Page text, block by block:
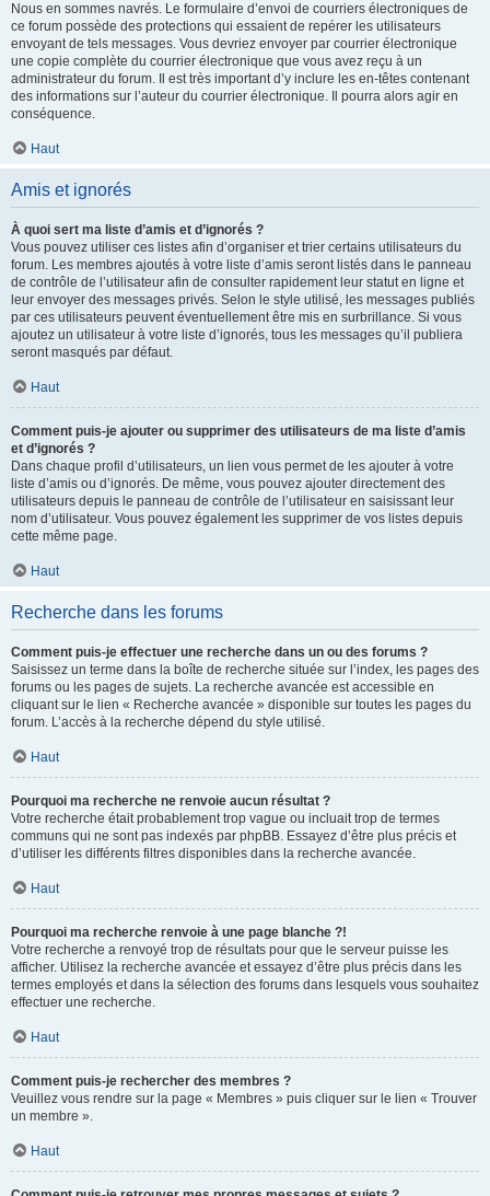
Nous en sommes navrés. Le formulaire d’envoi de courriers électroniques de
ce forum possède des protections qui essaient de repérer les utilisateurs
envoyant de tels messages. Vous devriez envoyer par courrier électronique
une copie complète du courrier électronique que vous avez reçu à un
administrateur du forum. Il est très important d’y inclure les en-têtes contenant
des informations sur l’auteur du courrier électronique. Il pourra alors agir en
conséquence.
Haut
Amis et ignorés
À quoi sert ma liste d’amis et d’ignorés ?
Vous pouvez utiliser ces listes afin d’organiser et trier certains utilisateurs du
forum. Les membres ajoutés à votre liste d’amis seront listés dans le panneau
de contrôle de l’utilisateur afin de consulter rapidement leur statut en ligne et
leur envoyer des messages privés. Selon le style utilisé, les messages publiés
par ces utilisateurs peuvent éventuellement être mis en surbrillance. Si vous
ajoutez un utilisateur à votre liste d’ignorés, tous les messages qu’il publiera
seront masqués par défaut.
Haut
Comment puis-je ajouter ou supprimer des utilisateurs de ma liste d’amis
et d’ignorés ?
Dans chaque profil d’utilisateurs, un lien vous permet de les ajouter à votre
liste d’amis ou d’ignorés. De même, vous pouvez ajouter directement des
utilisateurs depuis le panneau de contrôle de l’utilisateur en saisissant leur
nom d’utilisateur. Vous pouvez également les supprimer de vos listes depuis
cette même page.
Haut
Recherche dans les forums
Comment puis-je effectuer une recherche dans un ou des forums ?
Saisissez un terme dans la boîte de recherche située sur l’index, les pages des
forums ou les pages de sujets. La recherche avancée est accessible en
cliquant sur le lien « Recherche avancée » disponible sur toutes les pages du
forum. L’accès à la recherche dépend du style utilisé.
Haut
Pourquoi ma recherche ne renvoie aucun résultat ?
Votre recherche était probablement trop vague ou incluait trop de termes
communs qui ne sont pas indexés par phpBB. Essayez d’être plus précis et
d’utiliser les différents filtres disponibles dans la recherche avancée.
Haut
Pourquoi ma recherche renvoie à une page blanche ?!
Votre recherche a renvoyé trop de résultats pour que le serveur puisse les
afficher. Utilisez la recherche avancée et essayez d’être plus précis dans les
termes employés et dans la sélection des forums dans lesquels vous souhaitez
effectuer une recherche.
Haut
Comment puis-je rechercher des membres ?
Veuillez vous rendre sur la page « Membres » puis cliquer sur le lien « Trouver
un membre ».
Haut